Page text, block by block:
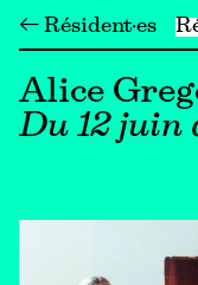
← Résident·es
Alice
Du 12 juin